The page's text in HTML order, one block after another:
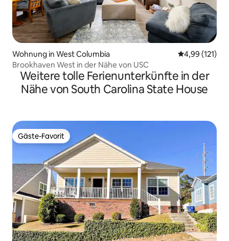
Wohnung in West Columbia
4,99 (121)
Brookhaven West in der Nähe von USC
Weitere tolle Ferienunterkünfte in der
Nähe von South Carolina State House
Gäste-Favorit
Gäste-Favorit